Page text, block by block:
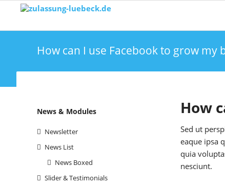
How can I use Facebook to grow my
How
Sed ut
eaque ipsa
quia
nesciunt.
Skip
News & Modules
Newsletter
News List
News Boxed
Slider & Testimonials